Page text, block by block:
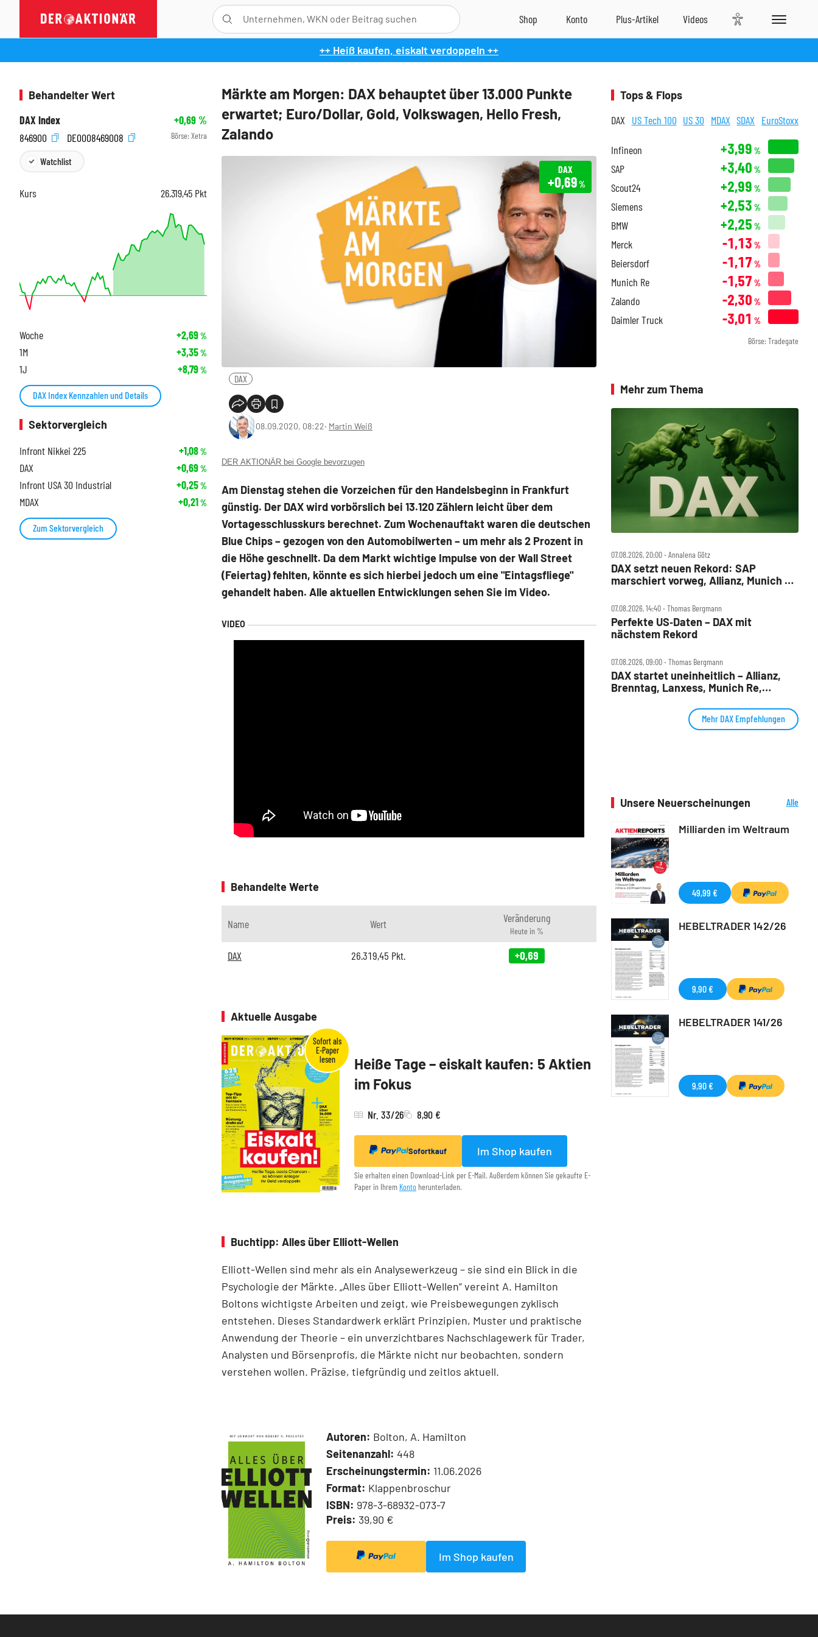
++ Heiß kaufen, eiskalt verdoppeln ++
Märkte am Morgen: DAX behauptet über 13.000 Punkte
erwartet; Euro/Dollar, Gold, Volkswagen, Hello Fresh,
Zalando
DAX
+0,69%
DAX
08.09.2020, 08:22‧ Martin Weiß
DER AKTIONÄR bei Google bevorzugen
Am Dienstag stehen die Vorzeichen für den Handelsbeginn in Frankfurt
günstig. Der DAX wird vorbörslich bei 13.120 Zählern leicht über dem
Vortagesschlusskurs berechnet. Zum Wochenauftakt waren die deutschen
Blue Chips – gezogen von den Automobilwerten – um mehr als 2 Prozent in
die Höhe geschnellt. Da dem Markt wichtige Impulse von der Wall Street
(Feiertag) fehlten, könnte es sich hierbei jedoch um eine "Eintagsfliege"
gehandelt haben. Alle aktuellen Entwicklungen sehen Sie im Video.
Behandelte Werte
Name Wert Veränderung
Heute in %
DAX 26.319,45 Pkt. +0,69
Aktuelle Ausgabe
Heiße Tage – eiskalt kaufen: 5 Aktien
im Fokus
Nr. 33/26 8,90 €
Sofortkauf Im Shop kaufen
Sie erhalten einen Download-Link per E-Mail. Außerdem können Sie gekaufte E-
Paper in Ihrem Konto herunterladen.
Buchtipp: Alles über Elliott-Wellen
Elliott-Wellen sind mehr als ein Analysewerkzeug – sie sind ein Blick in die
Psychologie der Märkte. „Alles über Elliott-Wellen“ vereint A. Hamilton
Boltons wichtigste Arbeiten und zeigt, wie Preisbewegungen zyklisch
entstehen. Dieses Standardwerk erklärt Prinzipien, Muster und praktische
Anwendung der Theorie – ein unverzichtbares Nachschlagewerk für Trader,
Analysten und Börsenprofis, die Märkte nicht nur beobachten, sondern
verstehen wollen. Präzise, tiefgründig und zeitlos aktuell.
Autoren: Bolton, A. Hamilton
Seitenanzahl: 448
Erscheinungstermin: 11.06.2026
Format: Klappenbroschur
ISBN: 978-3-68932-073-7
Preis: 39,90 €
Im Shop kaufen
Behandelter Wert
DAX Index
+0,69%
846900
DE0008469008 Börse: Xetra
Watchlist
Kurs 26.319,45 Pkt
Woche +2,69%
1M +3,35%
1J +8,79%
DAX Index Kennzahlen und Details
Sektorvergleich
Infront Nikkei 225
+1,08%
DAX +0,69%
Infront USA 30 Industrial +0,25%
MDAX +0,21%
Zum Sektorvergleich
Tops & Flops
DAX US Tech 100 US 30 MDAX SDAX EuroStoxx
Infineon +3,99 %
SAP +3,40 %
Scout24 +2,99 %
Siemens +2,53 %
BMW +2,25 %
Merck -1,13 %
Beiersdorf -1,17 %
Munich Re -1,57 %
Zalando -2,30 %
Daimler Truck -3,01 %
Börse: Tradegate
Mehr zum Thema
07.08.2026, 20:00 ‧ Annalena Götz
DAX setzt neuen Rekord: SAP
marschiert vorweg, Allianz, Munich Re
07.08.2026, 14:40 ‧ Thomas Bergmann
Perfekte US‑Daten – DAX mit
nächstem Rekord
07.08.2026, 09:00 ‧ Thomas Bergmann
DAX startet uneinheitlich – Allianz,
Brenntag, Lanxess, Munich Re,
Mehr DAX Empfehlungen
Unsere Neuerscheinungen
Alle
Milliarden im Weltraum
49,99 €
HEBELTRADER 142/26
9,90 €
HEBELTRADER 141/26
9,90 €